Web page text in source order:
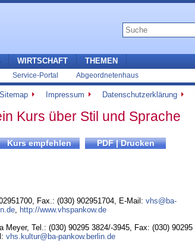
Service-Portal Abgeordnetenhaus
WIRTSCHAFT THEMEN
Sitemap Impressum Datenschutzerklärung
Kurs über Stil und Sprache
, Fax.: (030) 902951704, E-Mail: vhs@ba-
, http://www.vhspankow.de
Meyer, Tel.: (030) 90295 3824/-3945, Fax: (030) 90295
vhs.kultur@ba-pankow.berlin.de